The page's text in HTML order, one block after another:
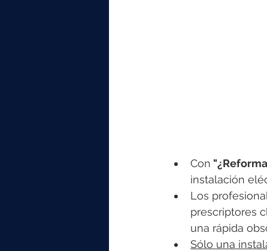
Con
instalación
Los
prescriptores
una rápida
Sólo una